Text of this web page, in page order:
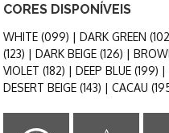
CORES DISPONÍVEIS
WHITE (099) | DARK GREEN
(123) | DARK BEIGE (126) |
VIOLET (182) | DEEP BLUE
DESERT BEIGE (143) | CACAU